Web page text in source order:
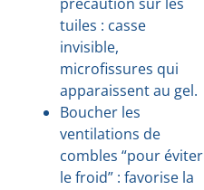
tuiles : casse
invisible,
microfissures qui
apparaissent au gel.
Boucher les
ventilations de
combles “pour éviter
le froid” : favorise la